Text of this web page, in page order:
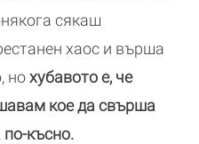
сякаш
хаос и върша
нохубавото е, че
кое да свърша
късно.